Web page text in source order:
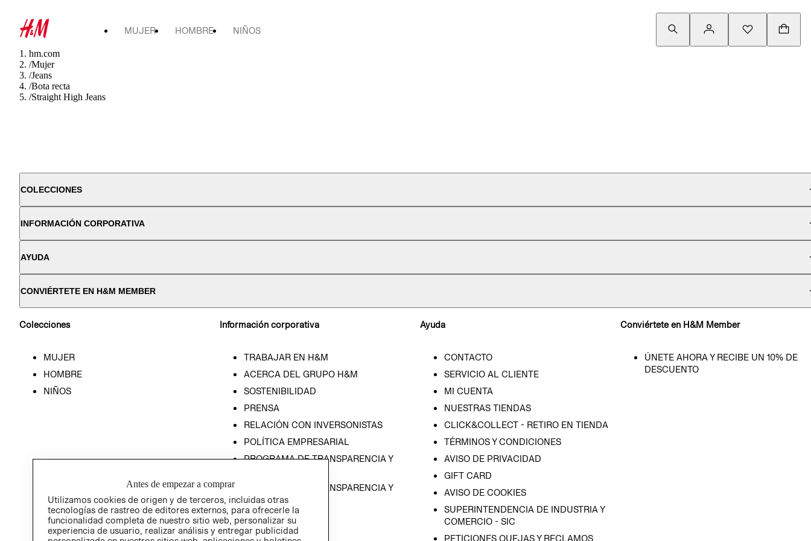
MUJER HOMBRE NIÑOS
hm.com
/Mujer
/Jeans
/Bota recta
/Straight High Jeans
COLECCIONES
INFORMACIÓN CORPORATIVA
AYUDA
CONVIÉRTETE EN H&M MEMBER
Colecciones
MUJER
HOMBRE
NIÑOS
Información corporativa
TRABAJAR EN H&M
ACERCA DEL GRUPO H&M
SOSTENIBILIDAD
PRENSA
RELACIÓN CON INVERSONISTAS
POLÍTICA EMPRESARIAL
PROGRAMA DE TRANSPARENCIA Y
PROGRAMA DE TRANSPARENCIA Y
ÉTICA (INGLÉS)
Ayuda
CONTACTO
SERVICIO AL CLIENTE
MI CUENTA
NUESTRAS TIENDAS
CLICK&COLLECT - RETIRO EN TIENDA
TÉRMINOS Y CONDICIONES
AVISO DE PRIVACIDAD
GIFT CARD
AVISO DE COOKIES
SUPERINTENDENCIA DE INDUSTRIA Y
COMERCIO - SIC
PETICIONES QUEJAS Y RECLAMOS
Conviértete en H&M Member
ÚNETE AHORA Y RECIBE UN 10% DE
DESCUENTO
Antes de empezar a comprar
Utilizamos cookies de origen y de terceros, incluidas otras
tecnologías de rastreo de editores externos, para ofrecerle la
funcionalidad completa de nuestro sitio web, personalizar su
experiencia de usuario, realizar análisis y entregar publicidad